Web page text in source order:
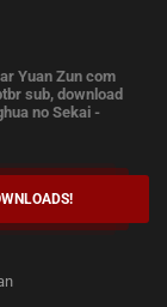
Yuan Zun com
sub, download
no Sekai -